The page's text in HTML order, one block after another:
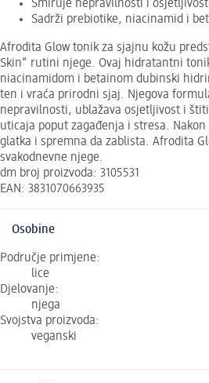
Smiruje nepravilnosti i osjetljivost
Sadrži prebiotike, niacinamid i
Afrodita Glow tonik za sjajnu kožu
Skin“ rutini njege. Ovaj hidratantni
niacinamidom i betainom dubinski
ten i vraća prirodni sjaj. Njegova
nepravilnosti, ublažava osjetljivost i
uticaja poput zagađenja i stresa.
glatka i spremna da zablista. Afrodita
svakodnevne njege.
dm broj proizvoda: 3105531
EAN: 3831070663935
Osobine
Područje primjene:
lice
Djelovanje:
njega
Svojstva proizvoda:
veganski